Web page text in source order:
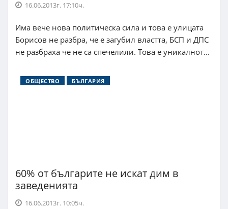
16.06.2013г. 17:10ч.
Има вече нова политическа сила и това е улицата
Борисов не разбра, че е загубил властта, БСП и ДПС
не разбраха че не са спечелили. Това е уникалнот...
ОБЩЕСТВО БЪЛГАРИЯ
60% от българите не искат дим в
заведенията
16.06.2013г. 10:05ч.